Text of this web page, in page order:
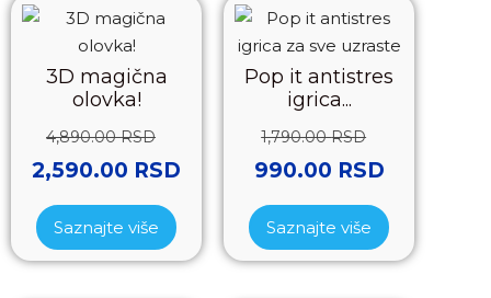
3D magična
olovka!
4,890.00RSD
2,590.00 RSD
Saznajte više
Pop it antistres
igrica...
1,790.00RSD
990.00 RSD
Saznajte više